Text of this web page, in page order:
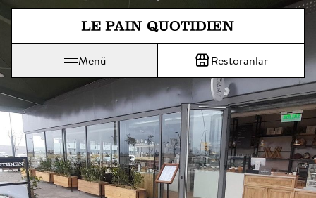
Ana içeriğe doğrudan atla
Le Pain Quotidien, günlük ekmek anlamına gelir.
Menü Restoranlar